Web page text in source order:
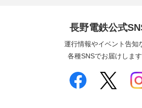
長野電鉄公式
運行情報やイベント告知
各種SNSでお届けします